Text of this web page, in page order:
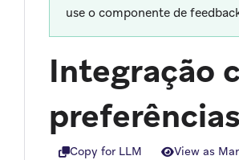
use o componente de
Integração
preferências
Copy for LLM View as